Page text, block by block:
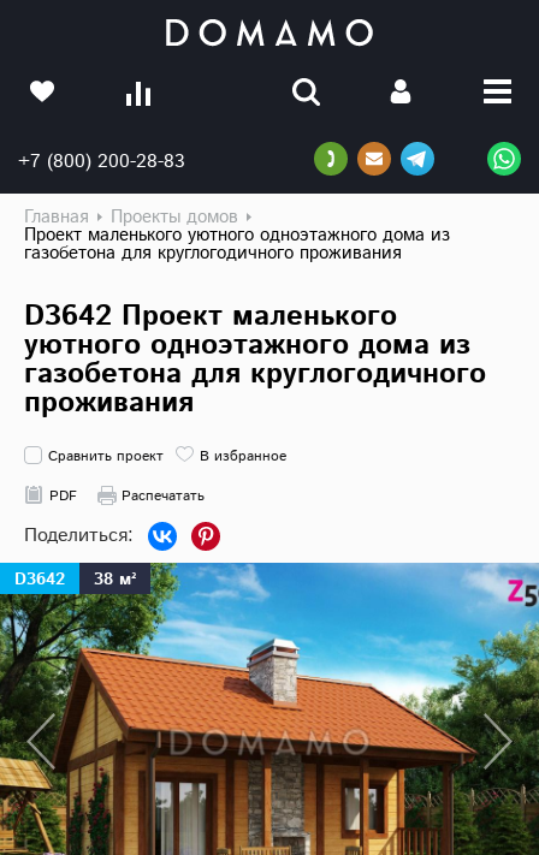
+7 (800) 200-28-83
Главная Проекты домов
Проект маленького уютного одноэтажного дома из
газобетона для круглогодичного проживания
D3642 Проект маленького
уютного одноэтажного дома из
газобетона для круглогодичного
проживания
Сравнить проект
В избранное
PDF
Распечатать
D3642 38 м²